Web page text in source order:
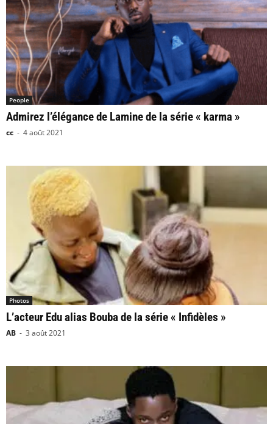
People
Admirez l’élégance de Lamine de la série « karma »
cc - 4 août 2021
Photos
L’acteur Edu alias Bouba de la série « Infidèles »
AB - 3 août 2021